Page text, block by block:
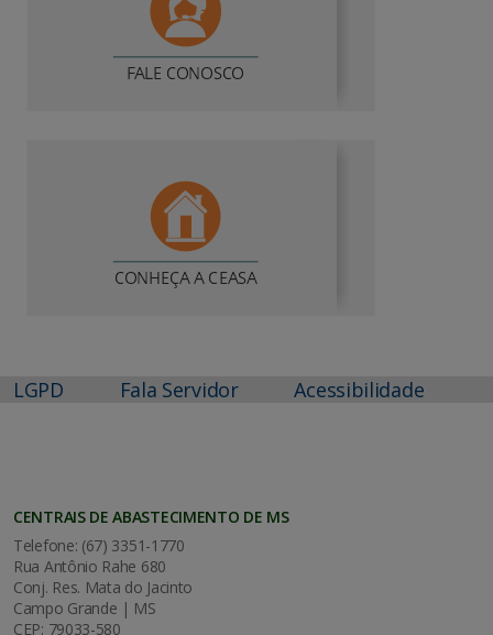
LGPD Fala Servidor Acessibilidade
CENTRAIS DE ABASTECIMENTO DE MS
Telefone: (67) 3351-1770
Rua Antônio Rahe 680
Conj. Res. Mata do Jacinto
Campo Grande | MS
CEP: 79033-580